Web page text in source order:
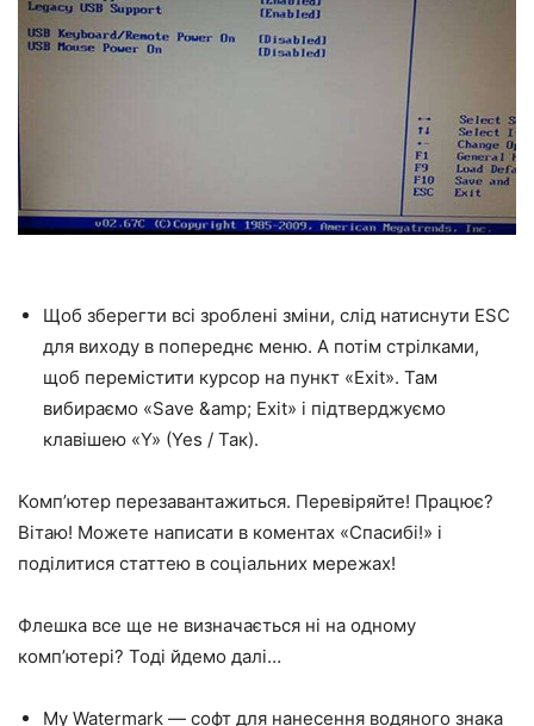
Щоб зберегти всі зроблені зміни, слід натиснути ESC
для виходу в попереднє меню. А потім стрілками,
щоб перемістити курсор на пункт «Exit». Там
вибираємо «Save &amp; Exit» і підтверджуємо
клавішею «Y» (Yes / Так).
Комп’ютер перезавантажиться. Перевіряйте! Працює?
Вітаю! Можете написати в коментах «Спасибі!» і
поділитися статтею в соціальних мережах!
Флешка все ще не визначається ні на одному
комп’ютері? Тоді йдемо далі…
My Watermark — софт для нанесення водяного знака